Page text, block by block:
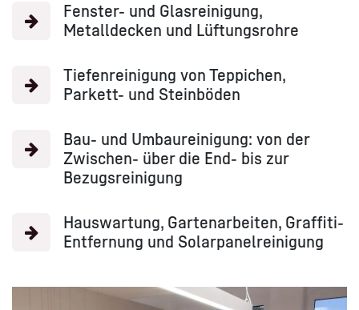
Fenster- und Glasreinigung,
Metalldecken und Lüftungsrohre
Tiefenreinigung von Teppichen,
Parkett- und Steinböden
Bau- und Umbaureinigung: von der
Zwischen- über die End- bis zur
Bezugsreinigung
Hauswartung, Gartenarbeiten, Graffiti-
Entfernung und Solarpanelreinigung